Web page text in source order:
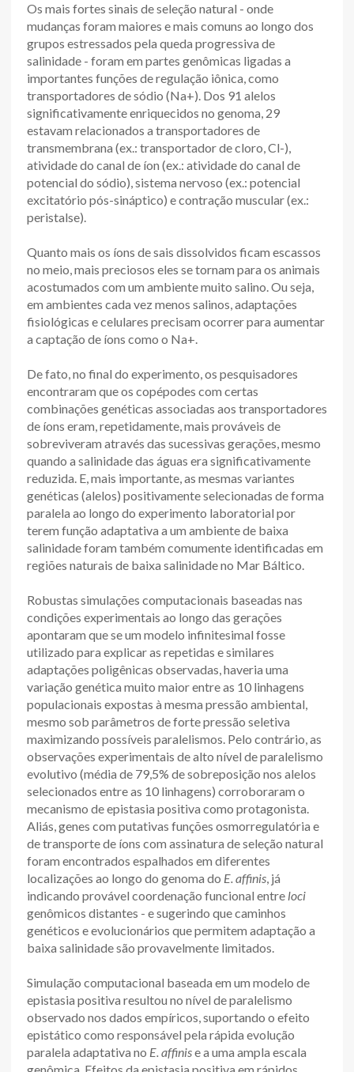
Os mais fortes sinais de seleção natural - onde
mudanças foram maiores e mais comuns ao longo dos
grupos estressados pela queda progressiva de
salinidade - foram em partes genômicas ligadas a
importantes funções de regulação iônica, como
transportadores de sódio (Na+). Dos 91 alelos
significativamente enriquecidos no genoma, 29
estavam relacionados a transportadores de
transmembrana (ex.: transportador de cloro, Cl-),
atividade do canal de íon (ex.: atividade do canal de
potencial do sódio), sistema nervoso (ex.: potencial
excitatório pós-sináptico) e contração muscular (ex.:
peristalse).
Quanto mais os íons de sais dissolvidos ficam escassos
no meio, mais preciosos eles se tornam para os animais
acostumados com um ambiente muito salino. Ou seja,
em ambientes cada vez menos salinos, adaptações
fisiológicas e celulares precisam ocorrer para aumentar
a captação de íons como o Na+.
De fato, no final do experimento, os pesquisadores
encontraram que os copépodes com certas
combinações genéticas associadas aos transportadores
de íons eram, repetidamente, mais prováveis de
sobreviveram através das sucessivas gerações, mesmo
quando a salinidade das águas era significativamente
reduzida. E, mais importante, as mesmas variantes
genéticas (alelos) positivamente selecionadas de forma
paralela ao longo do experimento laboratorial por
terem função adaptativa a um ambiente de baixa
salinidade foram também comumente identificadas em
regiões naturais de baixa salinidade no Mar Báltico.
Robustas simulações computacionais baseadas nas
condições experimentais ao longo das gerações
apontaram que se um modelo infinitesimal fosse
utilizado para explicar as repetidas e similares
adaptações poligênicas observadas, haveria uma
variação genética muito maior entre as 10 linhagens
populacionais expostas à mesma pressão ambiental,
mesmo sob parâmetros de forte pressão seletiva
maximizando possíveis paralelismos. Pelo contrário, as
observações experimentais de alto nível de paralelismo
evolutivo (média de 79,5% de sobreposição nos alelos
selecionados entre as 10 linhagens) corroboraram o
mecanismo de epistasia positiva como protagonista.
Aliás, genes com putativas funções osmorregulatória e
de transporte de íons com assinatura de seleção natural
foram encontrados espalhados em diferentes
localizações ao longo do genoma do E. affinis, já
indicando provável coordenação funcional entre loci
genômicos distantes - e sugerindo que caminhos
genéticos e evolucionários que permitem adaptação a
baixa salinidade são provavelmente limitados.
Simulação computacional baseada em um modelo de
epistasia positiva resultou no nível de paralelismo
observado nos dados empíricos, suportando o efeito
epistático como responsável pela rápida evolução
paralela adaptativa no E. affinise a uma ampla escala